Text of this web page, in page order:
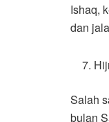
Ishaq,
dan
Salah
bulan